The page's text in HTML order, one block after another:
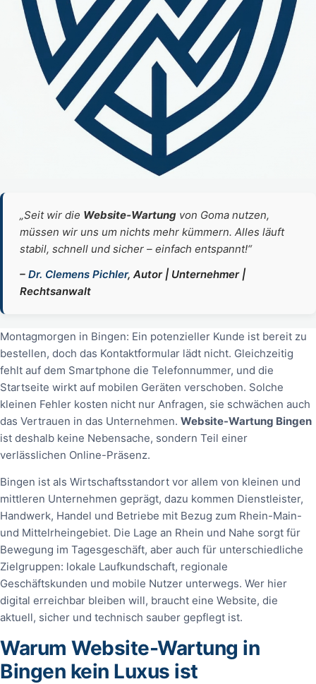
„Seit wir die Website‑Wartung von Goma nutzen,
müssen wir uns um nichts mehr kümmern. Alles läuft
stabil, schnell und sicher – einfach entspannt!“
– Dr. Clemens Pichler, Autor | Unternehmer |
Rechtsanwalt
Montagmorgen in Bingen: Ein potenzieller Kunde ist bereit zu
bestellen, doch das Kontaktformular lädt nicht. Gleichzeitig
fehlt auf dem Smartphone die Telefonnummer, und die
Startseite wirkt auf mobilen Geräten verschoben. Solche
kleinen Fehler kosten nicht nur Anfragen, sie schwächen auch
das Vertrauen in das Unternehmen. Website-Wartung Bingen
ist deshalb keine Nebensache, sondern Teil einer
verlässlichen Online-Präsenz.
Bingen ist als Wirtschaftsstandort vor allem von kleinen und
mittleren Unternehmen geprägt, dazu kommen Dienstleister,
Handwerk, Handel und Betriebe mit Bezug zum Rhein-Main-
und Mittelrheingebiet. Die Lage an Rhein und Nahe sorgt für
Bewegung im Tagesgeschäft, aber auch für unterschiedliche
Zielgruppen: lokale Laufkundschaft, regionale
Geschäftskunden und mobile Nutzer unterwegs. Wer hier
digital erreichbar bleiben will, braucht eine Website, die
aktuell, sicher und technisch sauber gepflegt ist.
Warum Website-Wartung in
Bingen kein Luxus ist